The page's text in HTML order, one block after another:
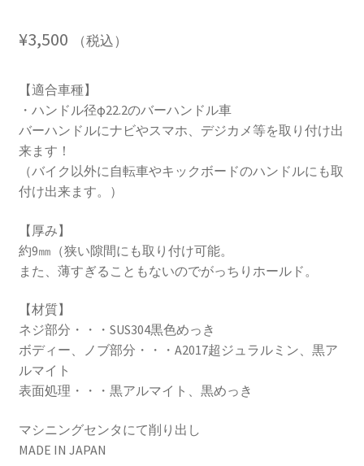
¥3,500 （税込）
【適合車種】
・ハンドル径φ22.2のバーハンドル車
バーハンドルにナビやスマホ、デジカメ等を取り付け出
来ます！
（バイク以外に自転車やキックボードのハンドルにも取
付け出来ます。）
【厚み】
約9㎜（狭い隙間にも取り付け可能。
また、薄すぎることもないのでがっちりホールド。
【材質】
ネジ部分・・・SUS304黒色めっき
ボディー、ノブ部分・・・A2017超ジュラルミン、黒ア
ルマイト
表面処理・・・黒アルマイト、黒めっき
マシニングセンタにて削り出し
MADE IN JAPAN